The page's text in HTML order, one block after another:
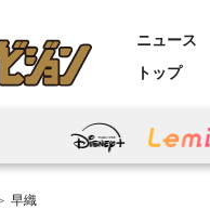
ニュース
トップ
早織